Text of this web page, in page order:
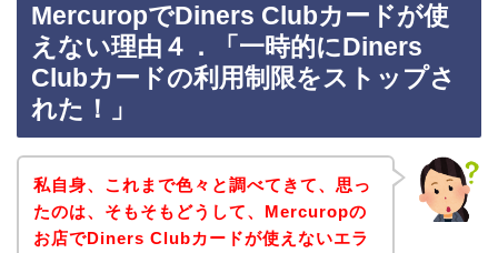
MercuropでDiners Clubカードが使
えない理由４．「一時的にDiners
Clubカードの利用制限をストップさ
れた！」
私自身、これまで色々と調べてきて、思っ
たのは、そもそもどうして、Mercuropの
お店でDiners Clubカードが使えないエラ